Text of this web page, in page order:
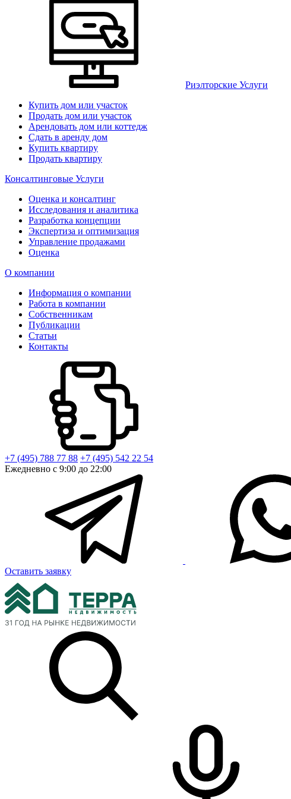
Риэлторские Услуги
Купить дом или участок
Продать дом или участок
Арендовать дом или коттедж
Сдать в аренду дом
Купить квартиру
Продать квартиру
Консалтинговые Услуги
Оценка и консалтинг
Исследования и аналитика
Разработка концепции
Экспертиза и оптимизация
Управление продажами
Оценка
О компании
Информация о компании
Работа в компании
Собственникам
Публикации
Статьи
Контакты
+7 (495) 788 77 88 +7 (495) 542 22 54
Ежедневно с 9:00 до 22:00
Оставить заявку